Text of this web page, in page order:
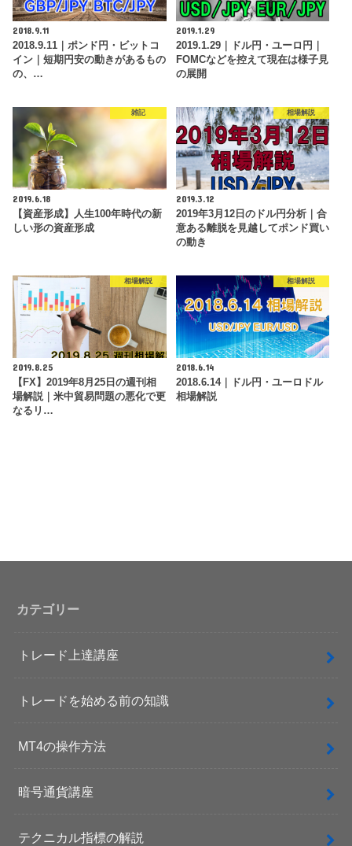
2018.9.11
2018.9.11｜ポンド円・ビットコ
イン｜短期円安の動きがあるもの
の、…
2019.1.29
2019.1.29｜ドル円・ユーロ円｜
FOMCなどを控えて現在は様子見
の展開
雑記
2019.6.18
【資産形成】人生100年時代の新
しい形の資産形成
相場解説
2019.3.12
2019年3月12日のドル円分析｜合
意ある離脱を見越してポンド買い
の動き
相場解説
2019.8.25
【FX】2019年8月25日の週刊相
場解説｜米中貿易問題の悪化で更
なるリ…
相場解説
2018.6.14
2018.6.14｜ドル円・ユーロドル
相場解説
カテゴリー
トレード上達講座
トレードを始める前の知識
MT4の操作方法
暗号通貨講座
テクニカル指標の解説